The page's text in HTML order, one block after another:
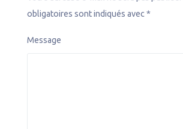
obligatoires sont indiqués avec*
Message